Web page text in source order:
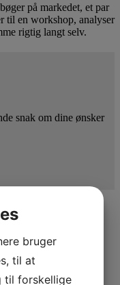
på markedet, et par
til en workshop, analyser
rigtig langt selv.
snak om dine ønsker
Krævede felter er
bruger
til at
til forskellige